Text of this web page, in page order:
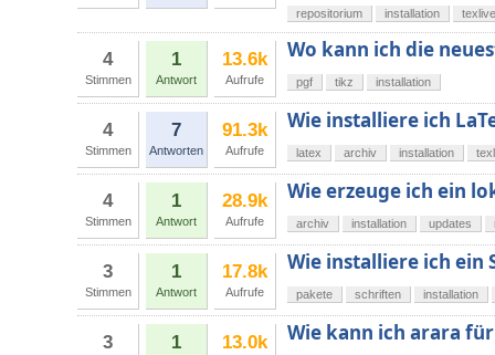
repositorium installation texlive
4
Stimmen
1
Antwort
13.6k
Aufrufe
Wo kann ich die
pgf tikz installation
4
Stimmen
7
Antworten
91.3k
Aufrufe
Wie installiere ich
latex archiv installation
4
Stimmen
1
Antwort
28.9k
Aufrufe
Wie erzeuge ich ein
archiv installation updates
3
Stimmen
1
Antwort
17.8k
Aufrufe
Wie installiere ich ein
pakete schriften installation
3 1 13.0k Wie kann ich arara